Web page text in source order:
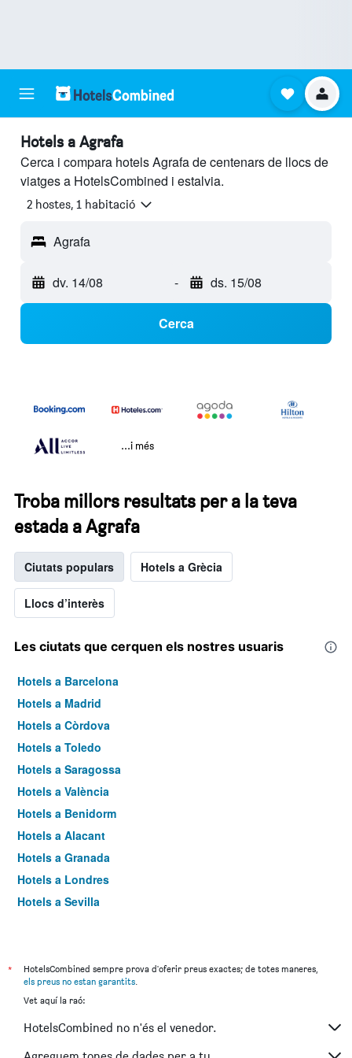
Hotels a Agrafa
Cerca i compara hotels Agrafa de centenars de llocs de
viatges a HotelsCombined i estalvia.
2 hostes, 1 habitació
Agrafa
dv. 14/08 - ds. 15/08
Cerca
...i més
Troba millors resultats per a la teva
estada a Agrafa
Ciutats populars Hotels a Grècia
Llocs d’interès
Les ciutats que cerquen els nostres usuaris
Hotels a Barcelona
Hotels a Madrid
Hotels a Còrdova
Hotels a Toledo
Hotels a Saragossa
Hotels a València
Hotels a Benidorm
Hotels a Alacant
Hotels a Granada
Hotels a Londres
Hotels a Sevilla
*
HotelsCombined sempre prova d'oferir preus exactes; de totes maneres,
els preus no estan garantits.
Vet aquí la raó:
HotelsCombined no n'és el venedor.